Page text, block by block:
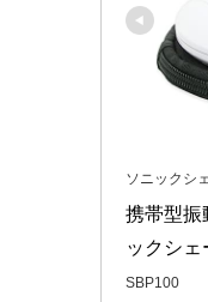
ソニックシ
携帯型振
ックシェ
SBP100